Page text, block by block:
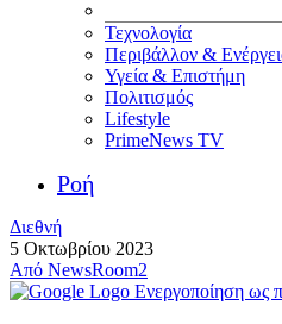
Τεχνολογία
Περιβάλλον &
Υγεία & Επιστήμη
Πολιτισμός
Lifestyle
PrimeNews TV
Ροή
Διεθνή
5 Οκτωβρίου 2023
Από NewsRoom2
Ενεργοποίηση ως